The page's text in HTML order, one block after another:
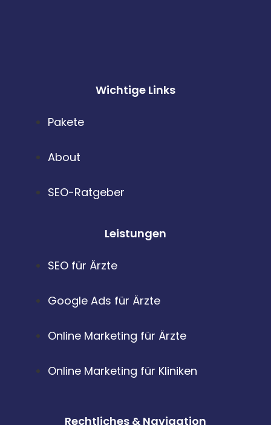
Wichtige Links
Pakete
About
SEO-Ratgeber
Leistungen
SEO für Ärzte
Google Ads für Ärzte
Online Marketing für Ärzte
Online Marketing für Kliniken
Rechtliches & Navigation